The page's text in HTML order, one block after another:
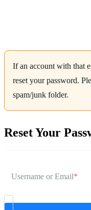
If an account with that
reset your password.
spam/junk folder.
Reset Your
Username or Email*